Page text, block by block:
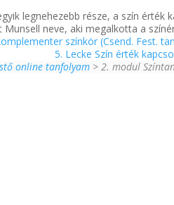
legnehezebb része, a szín érték
neve, aki megalkotta a
színkör (Csend. Fest.
5. Lecke Szín érték
online tanfolyam > 2. modul